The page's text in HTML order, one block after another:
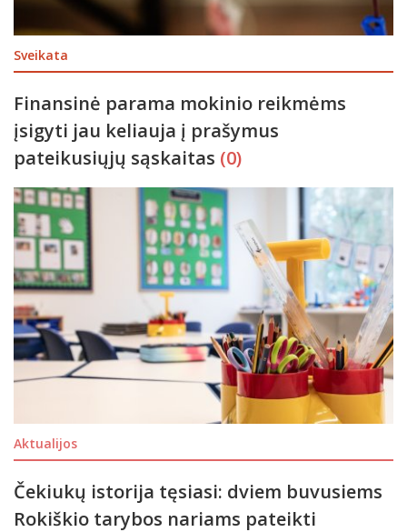
Sveikata
Finansinė parama mokinio reikmėms
įsigyti jau keliauja į prašymus
pateikusiųjų sąskaitas (0)
Aktualijos
Čekiukų istorija tęsiasi: dviem buvusiems
Rokiškio tarybos nariams pateikti